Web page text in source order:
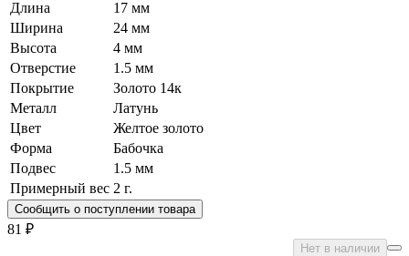
Длина
17 мм
Ширина
24 мм
Высота
4 мм
Отверстие
1.5 мм
Покрытие
Золото 14к
Металл
Латунь
Цвет
Желтое золото
Форма
Бабочка
Подвес
1.5 мм
Примерный вес 2 г.
Сообщить о поступлении товара
81 ₽
Нет в наличии